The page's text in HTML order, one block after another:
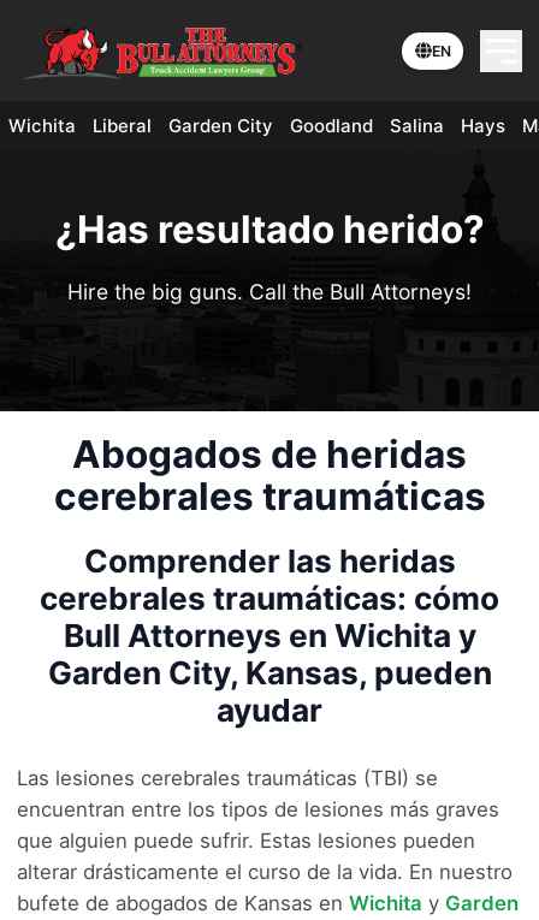
EN
Wichita Liberal Garden City Goodland Salina Hays
¿Has resultado herido?
Hire the big guns. Call the Bull Attorneys!
Abogados de heridas
cerebrales traumáticas
Comprender las heridas
cerebrales traumáticas: cómo
Bull Attorneys en Wichita y
Garden City, Kansas, pueden
ayudar
Las lesiones cerebrales traumáticas (TBI) se
encuentran entre los tipos de lesiones más graves
que alguien puede sufrir. Estas lesiones pueden
alterar drásticamente el curso de la vida. En nuestro
bufete de abogados de Kansas en Wichita y Garden